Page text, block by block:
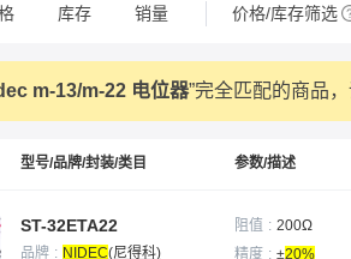
库存 销量 价格/库存筛选
m-13/m-22 电位器”完全匹配的商品
型号/品牌/封装/类目 参数/描述
ST-32ETA22
品牌 NIDEC(尼得科)
阻值
200Ω
精度
±20%